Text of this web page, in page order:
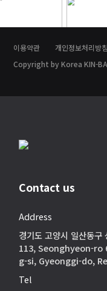
이용약관 개인정보처리방침
Copyright by Korea KIN-
Contact us
Address
경기도 고양시 일산동
113, Seonghyeon-
g-si, Gyeonggi-do,
Tel